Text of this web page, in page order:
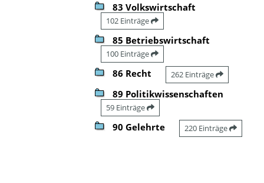
83 Volkswirtschaft
102 Einträge
85 Betriebswirtschaft
100 Einträge
86 Recht 262 Einträge
89 Politikwissenschaften
59 Einträge
90 Gelehrte 220 Einträge